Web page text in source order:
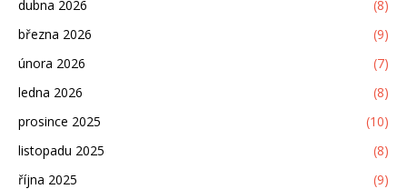
dubna 2026
(8)
března 2026
(9)
února 2026
(7)
ledna 2026
(8)
prosince 2025
(10)
listopadu 2025
(8)
října 2025
(9)